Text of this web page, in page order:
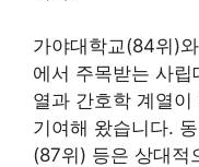
가야대학교(84위)
에서 주목받는 사
열과 간호학 계열
기여해 왔습니다.
(87위) 등은 상대적